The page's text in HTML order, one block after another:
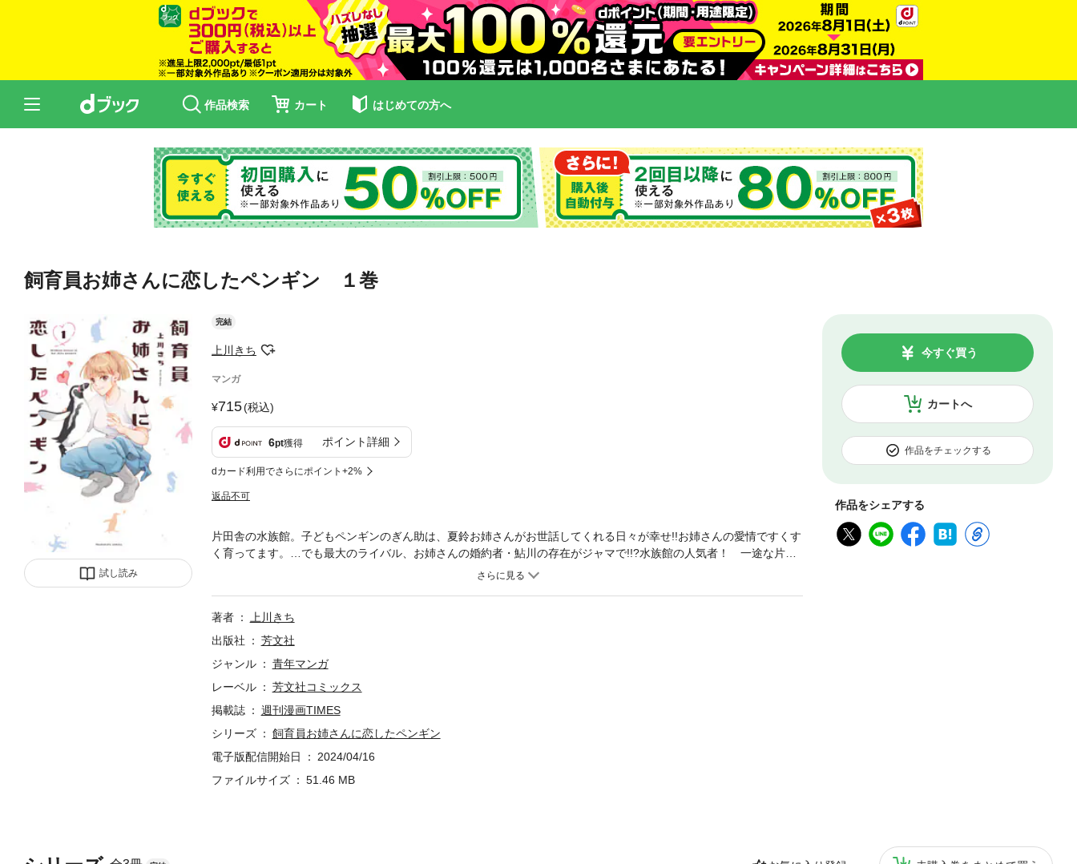
作品検索 カート はじめての方へ
飼育員お姉さんに恋したペンギン １巻
試し読み
完結
上川きち
マンガ
715(税込)
6pt獲得 ポイント詳細
dカード利用でさらにポイント+2%
返品不可
カートへ
今すぐ買う
作品をチェックする
作品をシェアする
片田舎の水族館。子どもペンギンのぎん助は、夏鈴お姉さんがお世話してくれる日々が幸せ!!お姉さんの愛情ですくす
く育ってます。…でも最大のライバル、お姉さんの婚約者・鮎川の存在がジャマで!!?水族館の人気者！ 一途な片恋
著者
上川きち
出版社
芳文社
ジャンル
青年マンガ
レーベル
芳文社コミックス
掲載誌
週刊漫画TIMES
シリーズ
飼育員お姉さんに恋したペンギン
電子版配信開始日
2024/04/16
ファイルサイズ
51.46 MB